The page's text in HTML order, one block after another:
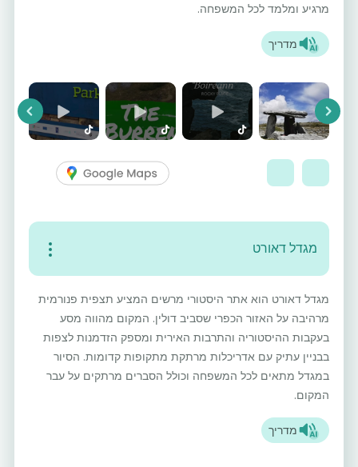
מרגיע ומלמד לכל המשפחה.
מדריך
Next
מגדל דאורט
מגדל דאורט הוא אתר היסטורי מרשים המציע תצפית פנורמית
מרהיבה על האזור הכפרי שסביב דולין. המקום מהווה מסע
בעקבות ההיסטוריה והתרבות האירית ומספק הזדמנות לצפות
בבניין עתיק עם אדריכלות מרתקת מתקופות קדומות. הסיור
במגדל מתאים לכל המשפחה וכולל הסברים מרתקים על עבר
המקום.
מדריך